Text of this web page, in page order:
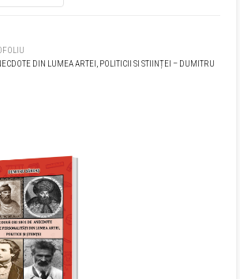
DIN LUMEA ARTEI, POLITICII SI STIINȚEI – DUMITRU
Remember Me